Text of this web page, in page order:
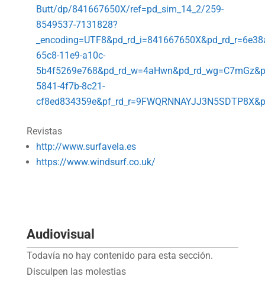
Butt/dp/841667650X/ref=pd_sim_14_2/259-
8549537-7131828?
65c8-11e9-a10c-
5841-4f7b-8c21-
Revistas
http://www.surfavela.es
https://www.windsurf.co.uk/
Audiovisual
Todavía no hay contenido para esta sección.
Disculpen las molestias